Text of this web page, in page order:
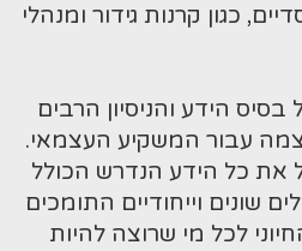
כגון קרנות גידור ומנהלי
הידע והניסיון הרבים
עבור המשקיע העצמאי.
את כל הידע הנדרש הכולל
שונים וייחודיים התומכים
לכל מי שרוצה להיות